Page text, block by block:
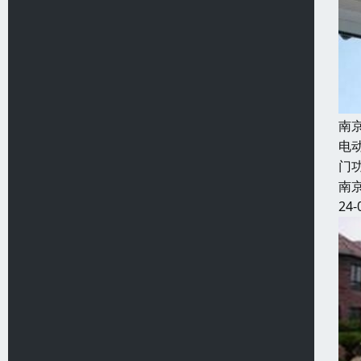
南
电
门
南
24-